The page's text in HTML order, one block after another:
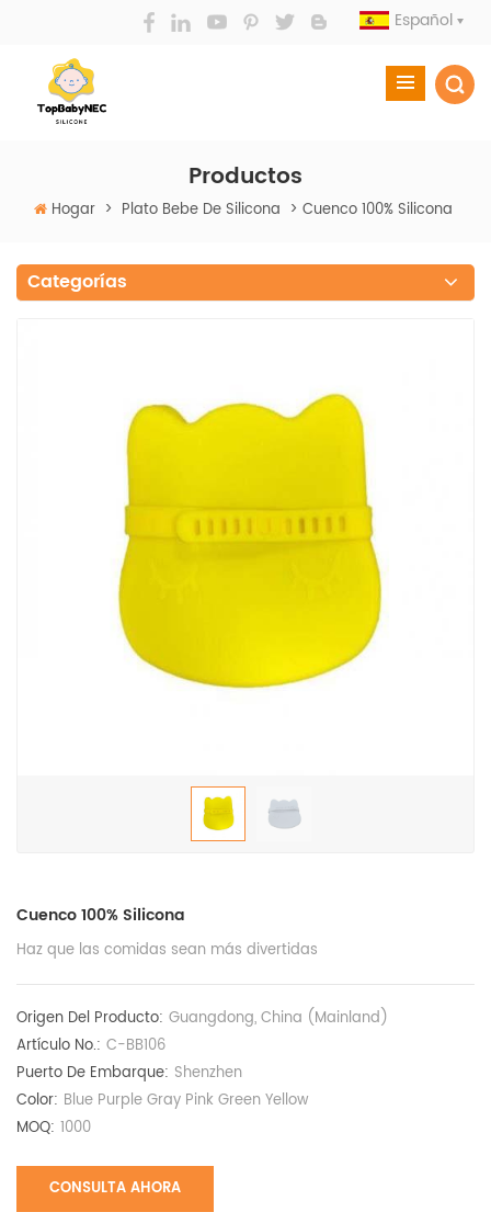
Español
Productos
Hogar > Plato Bebe De Silicona > Cuenco 100% Silicona
Categorías
Cuenco 100% Silicona
Haz que las comidas sean más divertidas
Origen Del Producto: Guangdong, China (Mainland)
Artículo No.: C-BB106
Puerto De Embarque: Shenzhen
Color: Blue Purple Gray Pink Green Yellow​
MOQ: 1000
CONSULTA AHORA